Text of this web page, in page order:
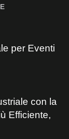
per Eventi
con la
Efficiente,